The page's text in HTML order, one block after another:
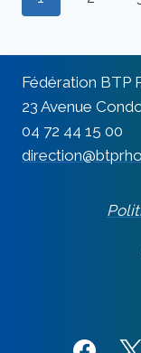
page
Fédération BTP
23 Avenue
04 72 44 15 00